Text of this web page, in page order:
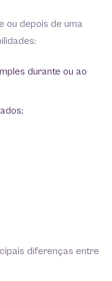
ou depois de uma
durante ou ao
diferenças entre